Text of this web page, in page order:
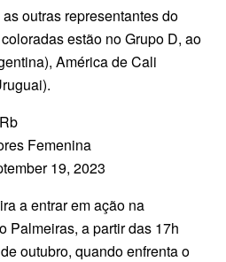
outras representantes do
estão no Grupo D, ao
América de Cali
Femenina
19, 2023
a entrar em ação na
Palmeiras, a partir das 17h
outubro, quando enfrenta o